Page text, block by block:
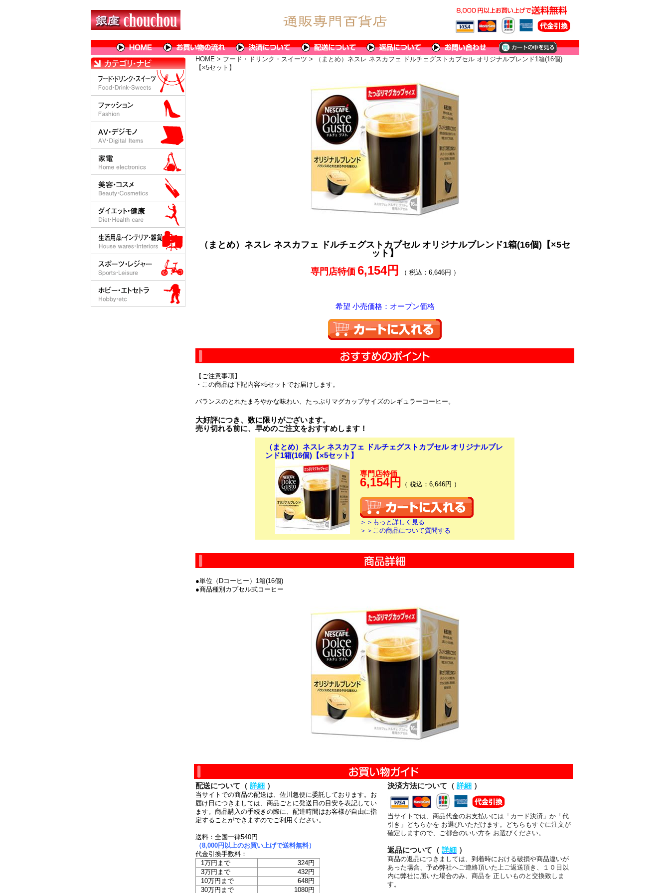
HOME > フード・ドリンク・スイーツ > （まとめ）ネスレ ネスカフェ ドルチェグストカプセル オリジナルブレンド1箱(16個)
【×5セット】
（まとめ）ネスレ ネスカフェ ドルチェグストカプセル オリジナルブレンド1箱(16個)【×5セ
ット】
専門店特価 6,154円 （ 税込：6,646円 ）
希望 小売価格：オープン価格
【ご注意事項】
・この商品は下記内容×5セットでお届けします。
バランスのとれたまろやかな味わい、たっぷりマグカップサイズのレギュラーコーヒー。
大好評につき、数に限りがございます。
売り切れる前に、早めのご注文をおすすめします！
（まとめ）ネスレ ネスカフェ ドルチェグストカプセル オリジナルブレ
ンド1箱(16個)【×5セット】
専門店特価
6,154円 （ 税込：6,646円 ）
＞＞もっと詳しく見る
＞＞この商品について質問する
●単位（Dコーヒー）1箱(16個)
●商品種別カプセル式コーヒー
配送について（ 詳細 ）
当サイトでの商品の配送は、佐川急便に委託しております。お
届け日につきましては、商品ごとに発送日の目安を表記してい
ます。商品購入の手続きの際に、配達時間はお客様が自由に指
定することができますのでご利用ください。
送料：全国一律540円
（8,000円以上のお買い上げで送料無料）
代金引換手数料：
1万円まで
324円
3万円まで
432円
10万円まで
648円
30万円まで
1080円
決済方法について（ 詳細 ）
当サイトでは、商品代金のお支払いには「カード決済」か「代
引き」どちらかを お選びいただけます。どちらもすぐに注文が
確定しますので、ご都合のいい方を お選びください。
返品について（ 詳細 ）
商品の返品につきましては、到着時における破損や商品違いが
あった場合、予め弊社へご連絡頂いた上ご返送頂き、１０日以
内に弊社に届いた場合のみ、商品を 正しいものと交換致しま
す。